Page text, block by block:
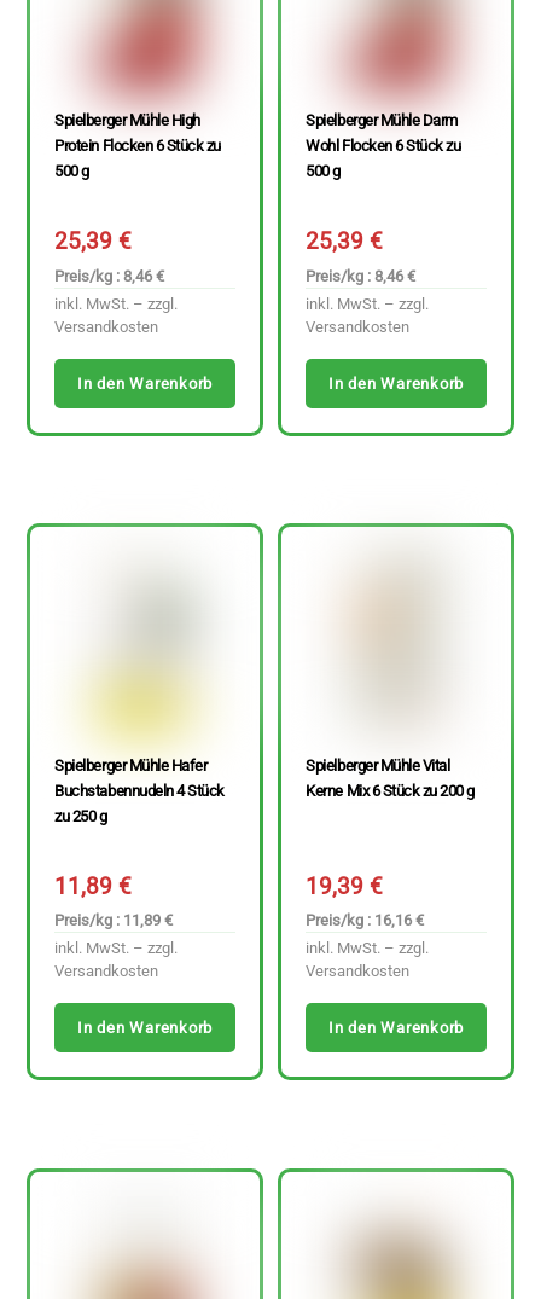
Spielberger Mühle High
Protein Flocken 6 Stück zu
500 g
25,39€
Preis/kg : 8,46 €
inkl. MwSt. – zzgl.
Versandkosten
In den Warenkorb
Spielberger Mühle Darm
Wohl Flocken 6 Stück zu
500 g
25,39€
Preis/kg : 8,46 €
inkl. MwSt. – zzgl.
Versandkosten
In den Warenkorb
Spielberger Mühle Hafer
Buchstabennudeln 4 Stück
zu 250 g
11,89€
Preis/kg : 11,89 €
inkl. MwSt. – zzgl.
Versandkosten
In den Warenkorb
Spielberger Mühle Vital
Kerne Mix 6 Stück zu 200 g
19,39€
Preis/kg : 16,16 €
inkl. MwSt. – zzgl.
Versandkosten
In den Warenkorb